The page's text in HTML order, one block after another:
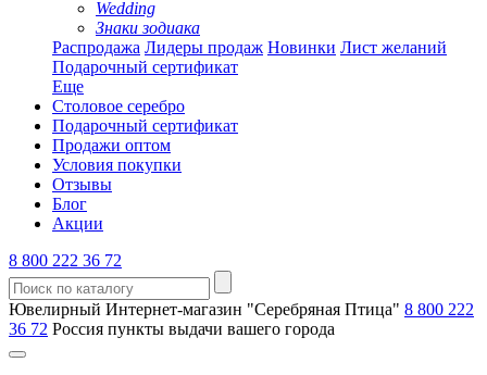
Wedding
Знаки зодиака
Распродажа Лидеры продаж Новинки Лист желаний
Подарочный сертификат
Еще
Столовое серебро
Подарочный сертификат
Продажи оптом
Условия покупки
Отзывы
Блог
Акции
8 800 222 36 72
Ювелирный Интернет-магазин "Серебряная Птица" 8 800 222
36 72 Россия пункты выдачи вашего города